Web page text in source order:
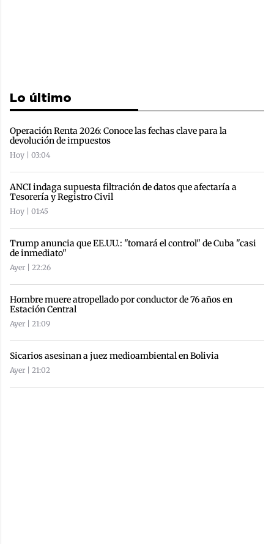
Lo último
Operación Renta 2026: Conoce las fechas clave para la
devolución de impuestos
Hoy | 03:04
ANCI indaga supuesta filtración de datos que afectaría a
Tesorería y Registro Civil
Hoy | 01:45
Trump anuncia que EE.UU.: "tomará el control" de Cuba "casi
de inmediato"
Ayer | 22:26
Hombre muere atropellado por conductor de 76 años en
Estación Central
Ayer | 21:09
Sicarios asesinan a juez medioambiental en Bolivia
Ayer | 21:02